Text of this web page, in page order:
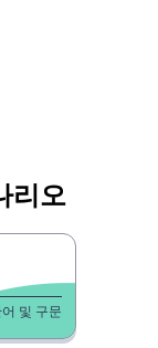
리오
및 구문